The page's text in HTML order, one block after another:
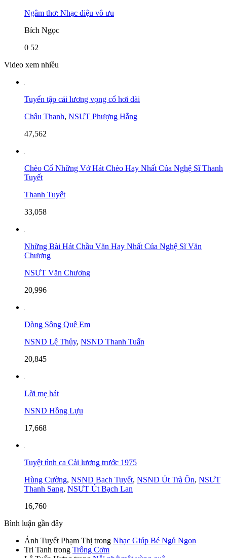
Ngâm thơ: Nhạc điệu vô ưu
Bích Ngọc
0 52
Video xem nhiều
Tuyển tập cải lương vọng cổ hơi dài
Châu Thanh, NSƯT Phượng Hằng
47,562
Chèo Cổ Những Vở Hát Chèo Hay Nhất Của Nghệ Sĩ Thanh
Tuyết
Thanh Tuyết
33,058
Những Bài Hát Chầu Văn Hay Nhất Của Nghệ Sĩ Văn
Chương
NSƯT Văn Chương
20,996
Dòng Sông Quê Em
NSND Lệ Thủy, NSND Thanh Tuấn
20,845
Lời mẹ hát
NSND Hồng Lựu
17,668
Tuyệt tình ca Cải lương trước 1975
Hùng Cường, NSND Bạch Tuyết, NSND Út Trà Ôn, NSƯT
Thanh Sang, NSƯT Út Bạch Lan
16,760
Bình luận gần đây
Ánh Tuyết Phạm Thị trong Nhạc Giúp Bé Ngủ Ngon
Tri Tanh trong Trống Cơm